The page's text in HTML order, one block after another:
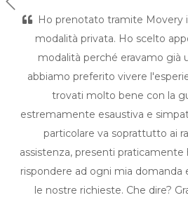
Ho prenotato tramite Movery
modalità privata. Ho scelto
modalità perché eravamo già
abbiamo preferito vivere
trovati molto bene con la
estremamente esaustiva e
particolare va soprattutto ai
assistenza, presenti
rispondere ad ogni mia
le nostre richieste. Che dire?
Previous